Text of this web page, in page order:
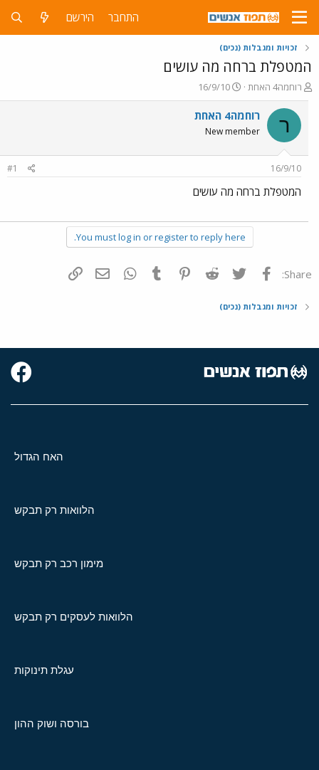
התחבר הירשם
זכויות ומגבלות (נכים)
המטפלת ברחה מה עושים
פ
ו
ת
ח
ה
ו
ש
א
רוחמה4 האחת
פ
ו
ר
ם
ר
16/9/10
ר רוחמה4 האחת
New member
16/9/10
#1
המטפלת ברחה מה עושים
You must log in or register to reply here.
Share: פייסבוק Twitter
Reddit
Pinterest
Tumblr
WhatsAppדואר אלקטרוני
זכויות ומגבלות (נכים)
האח הגדול
הלוואות רק תבקש
מימון רכב רק תבקש
הלוואות לעסקים רק תבקש
עגלת תינוקות
בורסה ושוק ההון